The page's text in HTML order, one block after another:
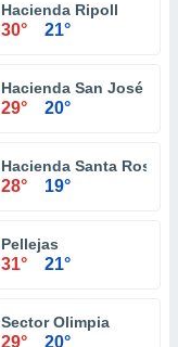
Hacienda Ripoll
30° 21°
Hacienda San José
29° 20°
Hacienda Santa Rosa
28° 19°
Pellejas
31° 21°
Sector Olimpia
29° 20°